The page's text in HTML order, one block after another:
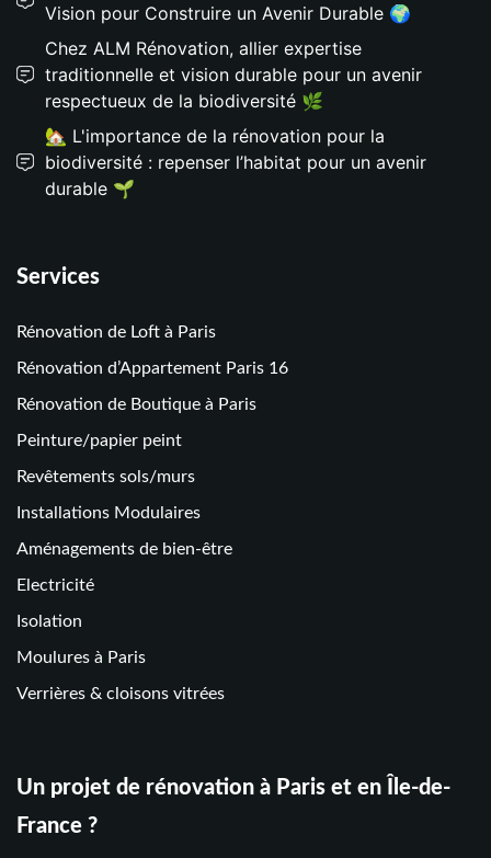
Vision pour Construire un Avenir Durable 🌍
Chez ALM Rénovation, allier expertise
traditionnelle et vision durable pour un avenir
respectueux de la biodiversité 🌿
🏡 L'importance de la rénovation pour la
biodiversité : repenser l’habitat pour un avenir
durable 🌱
Services
Rénovation de Loft à Paris
Rénovation d’Appartement Paris 16
Rénovation de Boutique à Paris
Peinture/papier peint
Revêtements sols/murs
Installations Modulaires
Aménagements de bien-être
Electricité
Isolation
Moulures à Paris
Verrières & cloisons vitrées
Un projet de rénovation à Paris et en Île-de-
France ?